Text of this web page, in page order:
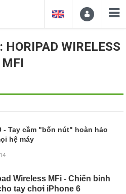
WIRELESS
MFI
- Tay cầm "bốn nút" hoàn hảo
hệ máy
Wireless MFi - Chiến binh
tay chơi iPhone 6